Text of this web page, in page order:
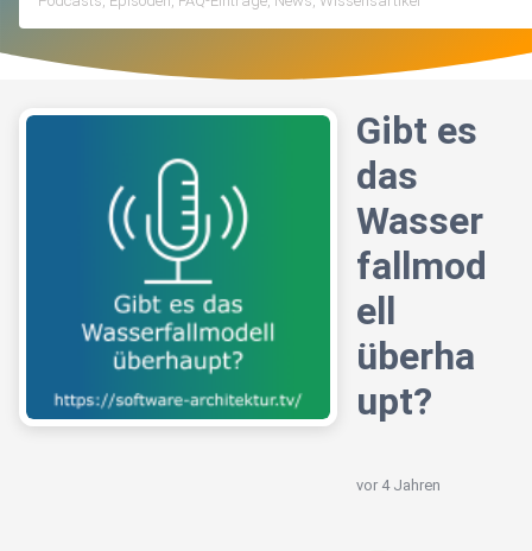
Gibt es
das
Wasser
fallmod
ell
überha
upt?
vor 4 Jahren